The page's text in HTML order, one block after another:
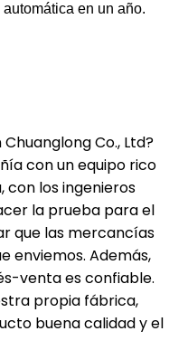
en un año.
Co., Ltd?
con un equipo rico
con los ingenieros
la prueba para el
que las mercancías
enviemos. Además,
venta es confiable.
propia fábrica,
buena calidad y el